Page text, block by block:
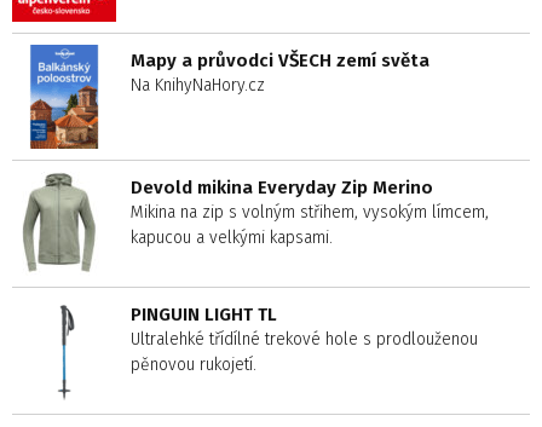
Mapy a průvodci VŠECH zemí světa
Na KnihyNaHory.cz
Devold mikina Everyday Zip Merino
Mikina na zip s volným střihem, vysokým límcem,
kapucou a velkými kapsami.
PINGUIN LIGHT TL
Ultralehké třídílné trekové hole s prodlouženou
pěnovou rukojetí.